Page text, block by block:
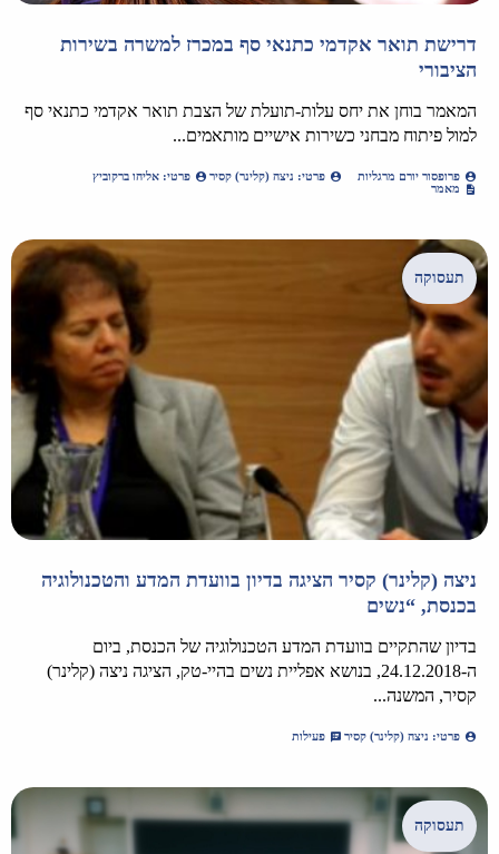
דרישת תואר אקדמי כתנאי סף במכרז למשרה בשירות
הציבורי
המאמר בוחן את יחס עלות-תועלת של הצבת תואר אקדמי כתנאי סף
למול פיתוח מבחני כשירות אישיים מותאמים...
פרופסור יורם מרגליות פרטי: ניצה (קלינר) קסיר
פרטי: אליהו ברקוביץ
מאמר
ניצה (קלינר) קסיר הציגה בדיון בוועדת המדע והטכנולוגיה
בכנסת, “נשים
בדיון שהתקיים בוועדת המדע הטכנולוגיה של הכנסת, ביום
ה-24.12.2018, בנושא אפליית נשים בהיי-טק, הציגה ניצה (קלינר)
קסיר, המשנה...
פרטי: ניצה (קלינר) קסיר פעילות
תעסוקה
תעסוקה